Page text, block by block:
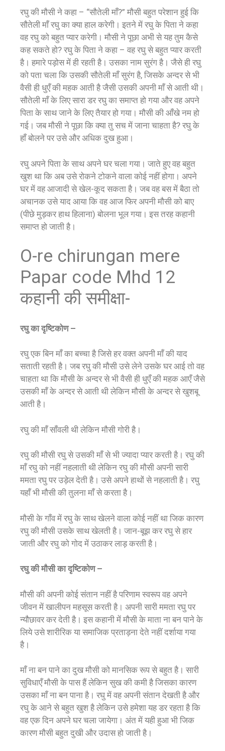
रघु की मौसी ने कहा – “सौतेली माँ?” मौसी बहुत परेशान हुई कि
सौतेली माँ रघु का क्या हाल करेगी। इतने में रघु के पिता ने कहा
वह रघु को बहुत प्यार करेगी। मौसी ने पूछा अभी से यह तुम कैसे
कह सकते हो? रघु के पिता ने कहा – वह रघु से बहुत प्यार करती
है। हमारे पड़ोस में ही रहती है। उसका नाम सुरंग है। जैसे ही रघु
को पता चला कि उसकी सौतेली माँ सुरंग है, जिसके अन्दर से भी
वैसी ही धुएँ की महक आती है जैसी उसकी अपनी माँ से आती थी।
सौतेली माँ के लिए सारा डर रघु का समाप्त हो गया और वह अपने
पिता के साथ जाने के लिए तैयार हो गया। मौसी की आँखे नम हो
गई। जब मौसी ने पूछा कि क्या तु सच में जाना चाहता है? रघु के
हाँ बोलने पर उसे और अधिक दुख हुआ।
रघु अपने पिता के साथ अपने घर चला गया। जाते हुए वह बहुत
खुश था कि अब उसे रोकने टोकने वाला कोई नहीं होगा। अपने
घर में वह आजादी से खेल-कूद सकता है। जब वह बस में बैठा तो
अचानक उसे याद आया कि वह आज फिर अपनी मौसी को बाए
(पीछे मुड़कर हाथ हिलाना) बोलना भूल गया। इस तरह कहानी
समाप्त हो जाती है।
O-re chirungan mere
Papar code Mhd 12
कहानी की समीक्षा-
रघु का दृष्टिकोण –
रघु एक बिन माँ का बच्चा है जिसे हर वक्त अपनी माँ की याद
सताती रहती है। जब रघु की मौसी उसे लेने उसके घर आई तो वह
चाहता था कि मौसी के अन्दर से भी वैसी ही धुएँ की महक आएँ जैसे
उसकी माँ के अन्दर से आती थी लेकिन मौसी के अन्दर से खुशबू
आती है।
रघु की माँ साँवली थी लेकिन मौसी गोरी है।
रघु की मौसी रघु से उसकी माँ से भी ज्यादा प्यार करती है। रघु की
माँ रघु को नहीं नहलाती थी लेकिन रघु की मौसी अपनी सारी
ममता रघु पर उड़ेल देती है। उसे अपने हाथों से नहलाती है। रघु
यहाँ भी मौसी की तुलना माँ से करता है।
मौसी के गाँव में रघु के साथ खेलने वाला कोई नहीं था जिक कारण
रघु की मौसी उसके साथ खेलती है। जान-बूझ कर रघु से हार
जाती और रघु को गोद में उठाकर लाड़ करती है।
रघु की मौसी का दृष्टिकोण –
मौसी की अपनी कोई संतान नहीं है परिणाम स्वरूप वह अपने
जीवन में खालीपन महसूस करती है। अपनी सारी ममता रघु पर
न्यौछावर कर देती है। इस कहानी में मौसी के माता ना बन पाने के
लिये उसे शारीरिक या समाजिक प्रताड़ना देते नहीं दर्शाया गया
है।
माँ ना बन पाने का दुख मौसी को मानसिक रूप से बहुत है। सारी
सुविधाएँ मौसी के पास हैं लेकिन सुख की कमी है जिसका कारण
उसका माँ ना बन पाना है। रघु में वह अपनी संतान देखती है और
रघु के आने से बहुत खुश है लेकिन उसे हमेशा यह डर रहता है कि
वह एक दिन अपने घर चला जायेगा। अंत में यही हुआ भी जिक
कारण मौसी बहुत दुखी और उदास हो जाती है।